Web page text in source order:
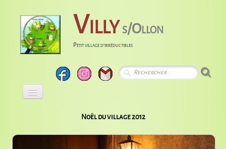
Villy s/Ollon
Petit village d'irréductibles
Calendrier
Noël du village 2012